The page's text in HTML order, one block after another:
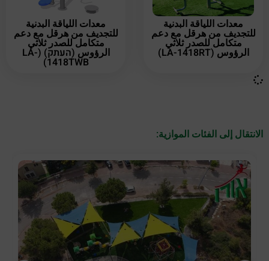
معدات اللياقة البدنية
للتجديف من هرقل مع دعم
متكامل للصدر ثلاثي
الرؤوس (LA-1418RT)
معدات اللياقة البدنية
للتجديف من هرقل مع دعم
متكامل للصدر ثلاثي
الرؤوس (העתק) (LA-
1418TWB)
الانتقال إلى الفئات الموازية: